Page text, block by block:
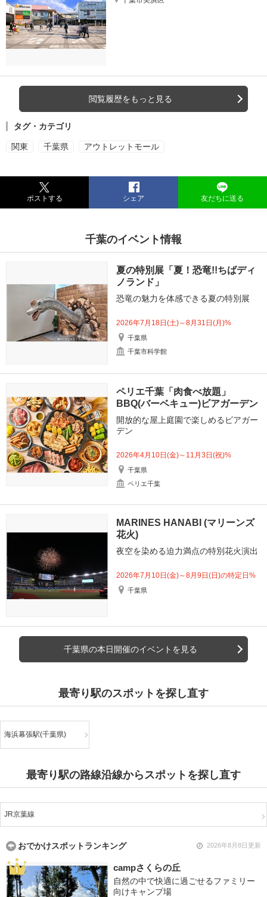
閲覧履歴をもっと見る
タグ・カテゴリ
関東 千葉県 アウトレットモール
ポストする シェア 友だちに送る
千葉のイベント情報
夏の特別展「夏！恐竜!!ちばディ
ノランド」
恐竜の魅力を体感できる夏の特別展
2026年7月18日(土)～8月31日(月)%
千葉県
千葉市科学館
ペリエ千葉「肉食べ放題」
BBQ(バーベキュー)ビアガーデン
開放的な屋上庭園で楽しめるビアガー
デン
2026年4月10日(金)～11月3日(祝)%
千葉県
ペリエ千葉
MARINES HANABI (マリーンズ
花火)
夜空を染める迫力満点の特別花火演出
2026年7月10日(金)～8月9日(日)の特定日%
千葉県
千葉県の本日開催のイベントを見る
最寄り駅のスポットを探し直す
海浜幕張駅(千葉県)
最寄り駅の路線沿線からスポットを探し直す
JR京葉線
おでかけスポットランキング 2026年8月8日更新
campさくらの丘
自然の中で快適に過ごせるファミリー
向けキャンプ場